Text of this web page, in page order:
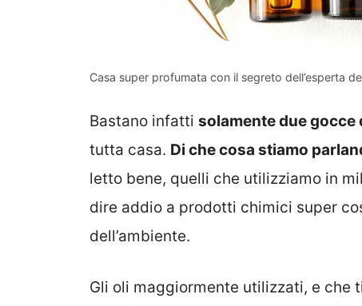
Casa super profumata con il segreto dell’esperta
Bastano infatti solamente due
tutta casa. Di che cosa stiamo
letto bene, quelli che utilizziamo in
dire addio a prodotti chimici super
dell’ambiente.
Gli oli maggiormente utilizzati, e che